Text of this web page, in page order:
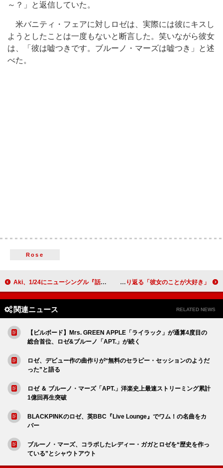
～？」と返信していた。
米バニティ・フェアに対しロゼは、実際には彼にキスし
ようとしたことは一度もないと断言した。笑いながら彼女
は、「彼は嘘つきです。ブルーノ・マーズは嘘つき」と述
べた。
Rose
Aki、1/24にニューシングル『話そうぜ／トウ』配信リリース決定 ケイティ・ペリー、テイラー・スウィフト【The Eras Tour】での楽しい経験を振り返る「彼女のことが大好き」
関連ニュース RELATED NEWS
【ビルボード】Mrs. GREEN APPLE「ライラック」が通算4度目の
総合首位、ロゼ&ブルーノ「APT.」が続く
ロゼ、デビュー作の曲作りが“無料のセラピー・セッションのようだ
った”と語る
ロゼ ＆ ブルーノ・マーズ「APT.」洋楽史上最速ストリーミング累計
1億回再生突破
BLACKPINKのロゼ、英BBC『Live Lounge』でワム！の名曲をカ
バー
ブルーノ・マーズ、コラボしたレディー・ガガとロゼを“歴史を作っ
ている”とシャウトアウト